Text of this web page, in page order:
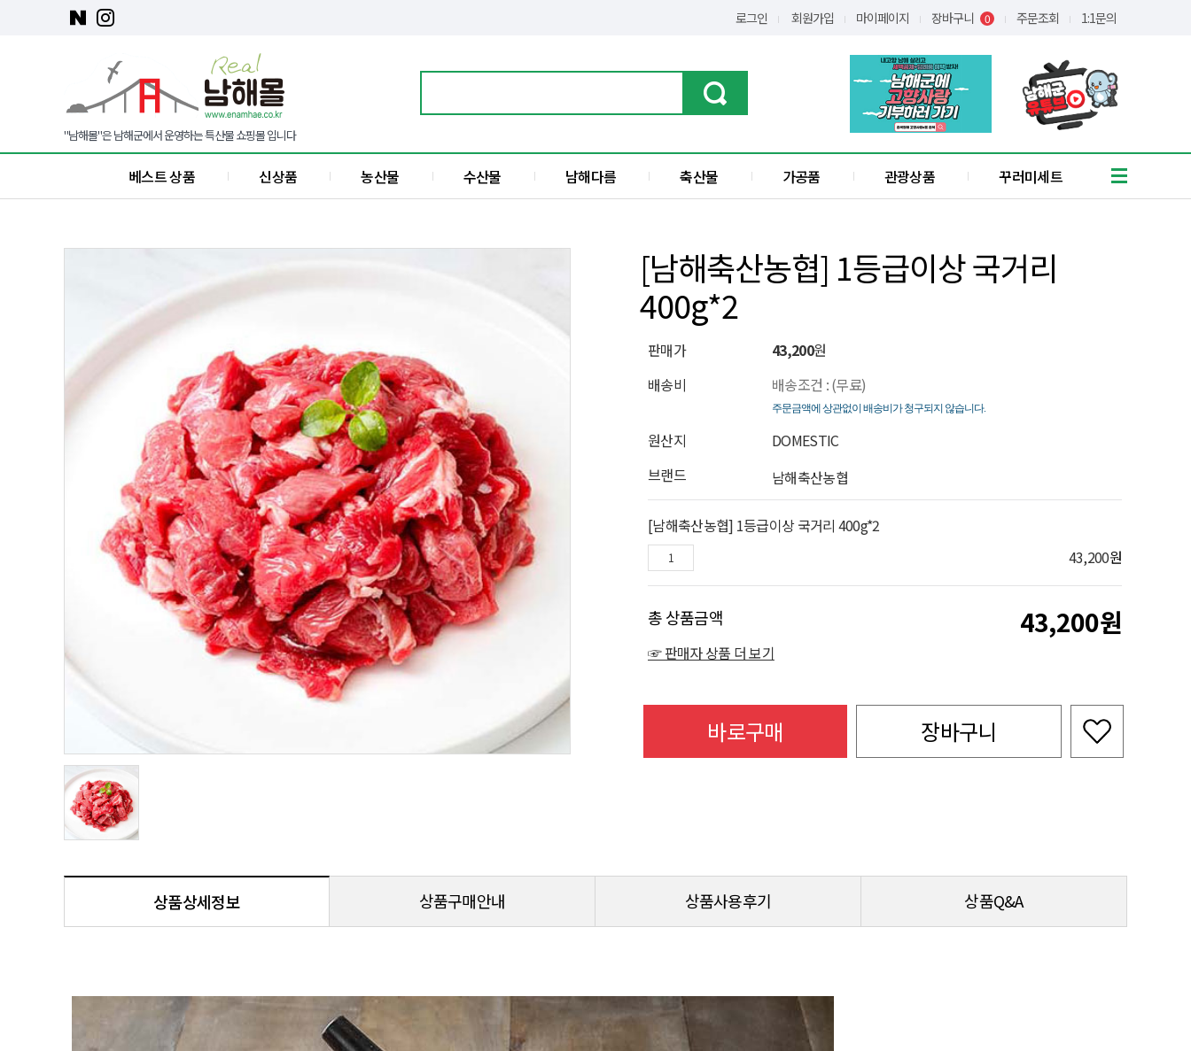
로그인 회원가입 마이페이지 장바구니 0 주문조회 1:1문의
"남해몰"은 남해군에서 운영하는 특산물 쇼핑몰 입니다
베스트 상품 신상품 농산물 수산물 남해다름 축산물 가공품
전통식품
액젓/어간장
기타
간편식
죽
관광상품 꾸러미세트
[남해축산농협] 1등급이상 국거리
400g*2
판매가 43,200원
배송비
배송조건 : (무료)
주문금액에 상관없이 배송비가 청구되지 않습니다.
원산지
DOMESTIC
브랜드
남해축산농협
[남해축산농협] 1등급이상 국거리 400g*2
43,200원
총 상품금액 43,200
☞ 판매자 상품 더 보기
바로구매 장바구니
상품상세정보 상품구매안내 상품사용후기 상품Q&A